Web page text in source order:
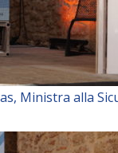
Ministra alla